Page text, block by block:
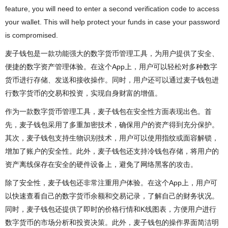
feature, you will need to enter a second verification code to access
your wallet. This will help protect your funds in case your password
is compromised.
麦子钱包是一款功能强大的数字货币管理工具，为用户提供了安全、
便捷的数字资产管理体验。在这个App上，用户可以轻松对多种数字
货币进行存储、发送和接收操作。同时，用户还可以通过麦子钱包进
行数字货币的交易和投资，实现自身财富的增值。
作为一款数字货币管理工具，麦子钱包在安全性方面表现出色。首
先，麦子钱包采用了多重加密技术，确保用户的资产得到充分保护。
其次，麦子钱包支持生物识别技术，用户可以使用指纹或面容解锁，
增加了账户的安全性。此外，麦子钱包还支持冷钱包存储，将用户的
资产离线保存在安全的硬件设备上，避免了网络黑客的攻击。
除了安全性，麦子钱包还非常注重用户体验。在这个App上，用户可
以快速查看自己的数字货币余额和交易记录，了解自己的财务状况。
同时，麦子钱包还提供了即时的价格行情和K线图表，方便用户进行
数字货币的市场分析和投资决策。此外，麦子钱包的操作界面简洁明